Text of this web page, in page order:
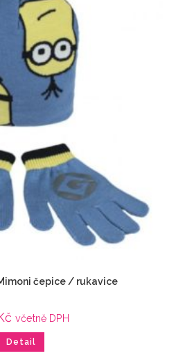
čepice / rukavice
včetně DPH
Detail